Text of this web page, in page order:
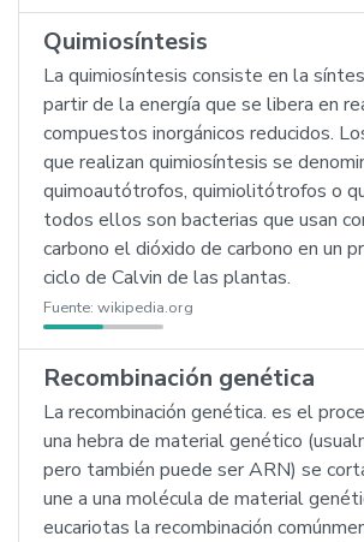
Quimiosíntesis
La quimiosíntesis consiste en la
partir de la energía que se libera en
compuestos inorgánicos reducidos.
que realizan quimiosíntesis se
quimoautótrofos, quimiolitótrofos o
todos ellos son bacterias que usan
carbono el dióxido de carbono en un
ciclo de Calvin de las plantas.
Fuente: wikipedia.org
Recombinación genética
La recombinación genética. es el
una hebra de material genético
pero también puede ser ARN) se
une a una molécula de material
eucariotas la recombinación